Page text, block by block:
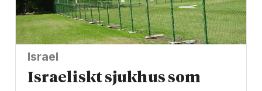
Israel
Israeliskt sjukhus som